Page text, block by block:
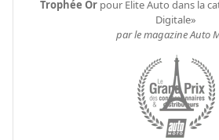
Trophée Orpour Elite Auto dans la
Digitale»
par le magazine Auto